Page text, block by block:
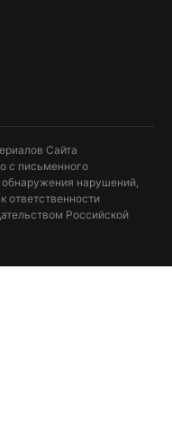
Сайта
с письменного
нарушений,
ответственности
Российской